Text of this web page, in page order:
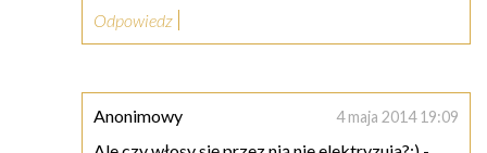
Odpowiedz
Anonimowy 4 maja 2014 19:09